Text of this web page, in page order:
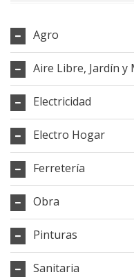
Agro
Aire Libre, Jardín y
Electricidad
Electro Hogar
Ferretería
Obra
Pinturas
Sanitaria